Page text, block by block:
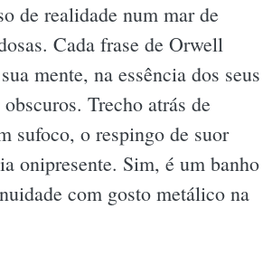
de realidade num mar de
Cada frase de Orwell
mente, na essência dos seus
Trecho atrás de
sufoco, o respingo de suor
onipresente. Sim, é um banho
com gosto metálico na